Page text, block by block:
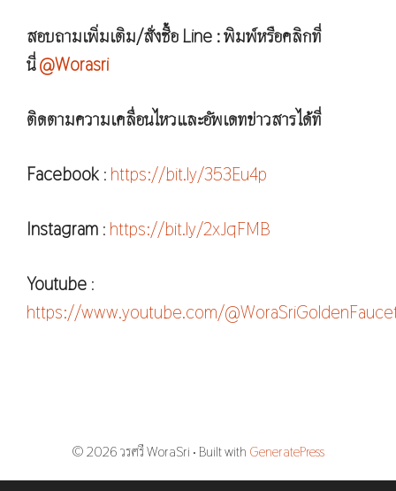
สอบถามเพิ่มเติม/สั่งซื้อ Line : พิมพ์หรือคลิกที่
นี่@Worasri
ติดตามความเคลื่อนไหวและอัพเดทข่าวสารได้ที่
Facebook : https://bit.ly/353Eu4p
Instagram : https://bit.ly/2xJqFMB
Youtube :
https://www.youtube.com/
© 2026 วรศรี WoraSri • Built with GeneratePress